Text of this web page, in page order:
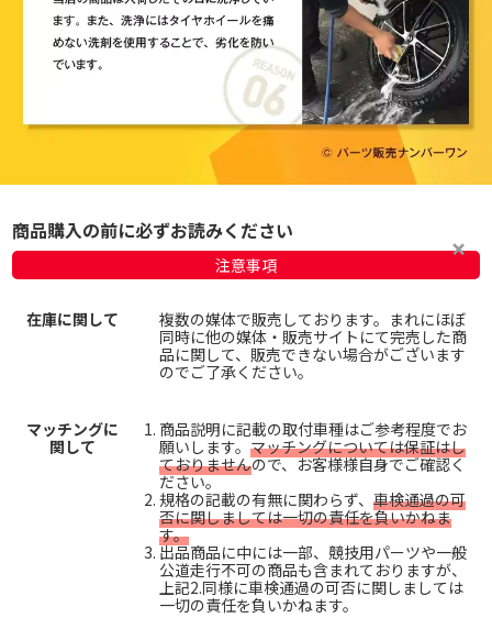
商品購入の前に必ずお読みください
注意事項
在庫に関して
複数の媒体で販売しております。まれにほぼ
同時に他の媒体・販売サイトにて完売した商
品に関して、販売できない場合がございます
のでご了承ください。
マッチングに
関して
商品説明に記載の取付車種はご参考程度でお
願いします。 マッチングについては保証はし
ておりませんので、お客様様自身でご確認く
ださい。
規格の記載の有無に関わらず、 車検通過の可
否に関しましては一切の責任を負いかねま
す。
出品商品に中には一部、競技用パーツや一般
公道走行不可の商品も含まれておりますが、
上記2.同様に車検通過の可否に関しましては
一切の責任を負いかねます。